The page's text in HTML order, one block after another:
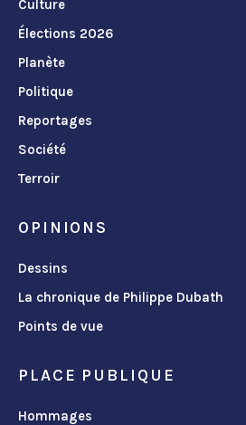
Culture
Élections 2026
Planète
Politique
Reportages
Société
Terroir
OPINIONS
Dessins
La chronique de Philippe Dubath
Points de vue
PLACE PUBLIQUE
Hommages